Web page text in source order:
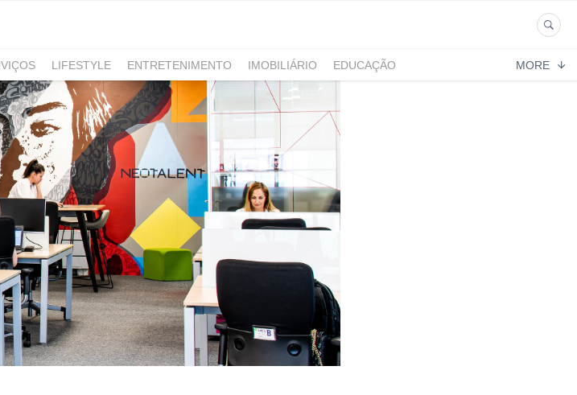
LIFESTYLE ENTRETENIMENTO IMOBILIÁRIO
EDUCAÇÃO
MORE